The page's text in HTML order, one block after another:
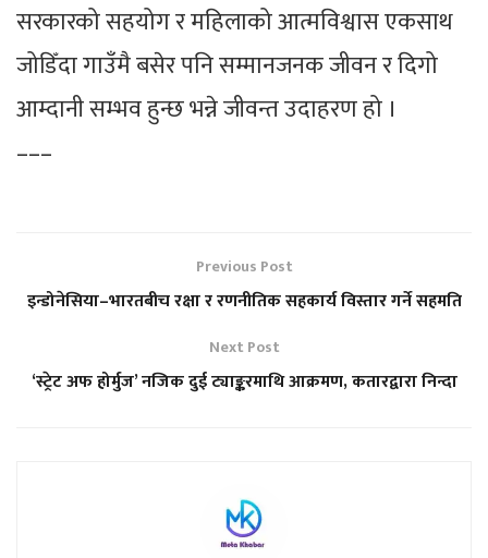
सरकारको सहयोग र महिलाको आत्मविश्वास एकसाथ
जोडिँदा गाउँमै बसेर पनि सम्मानजनक जीवन र दिगो
आम्दानी सम्भव हुन्छ भन्ने जीवन्त उदाहरण हो ।
–––
Previous Post
इन्डोनेसिया–भारतबीच रक्षा र रणनीतिक सहकार्य विस्तार गर्ने सहमति
Next Post
‘स्ट्रेट अफ होर्मुज’ नजिक दुई ट्याङ्करमाथि आक्रमण, कतारद्वारा निन्दा